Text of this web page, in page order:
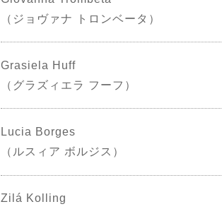
（ジョヴァナ トロンベータ）
Grasiela Huff
（グラズィエラ フーフ）
Lucia Borges
（ルスィア ボルジス）
Zilá Kolling